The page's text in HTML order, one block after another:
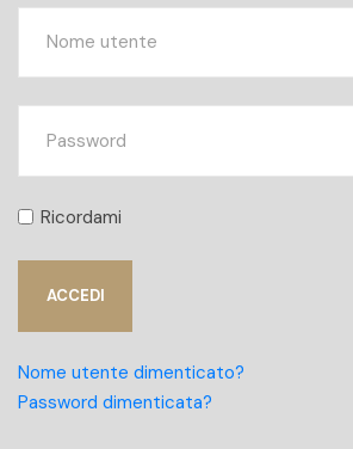
Ricordami
ACCEDI
Nome utente dimenticato?
Password dimenticata?